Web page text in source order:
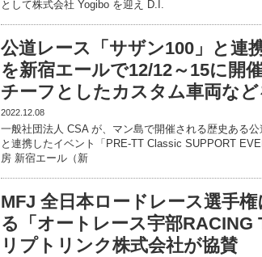
として株式会社 Yogibo を迎え D.I.
公道レース「サザン100」と連
を新宿エールで12/12～15に開
チーフとしたカスタム車両な
2022.12.08
一般社団法人 CSA が、マン島で開催される歴史ある公
と連携したイベント「PRE-TT Classic SUPPORT
房 新宿エール（新
MFJ 全日本ロードレース選手
る「オートレース宇部RACING
リプトリンク株式会社が協賛